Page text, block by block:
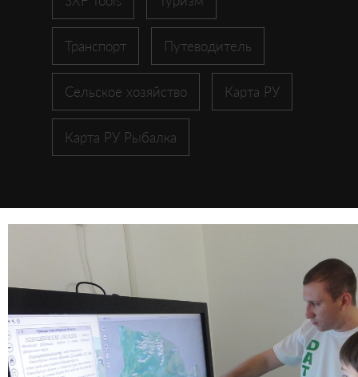
Транспорт Путеводитель
Сельское хозяйство Карта РУ
Карта РУ Рыбалка